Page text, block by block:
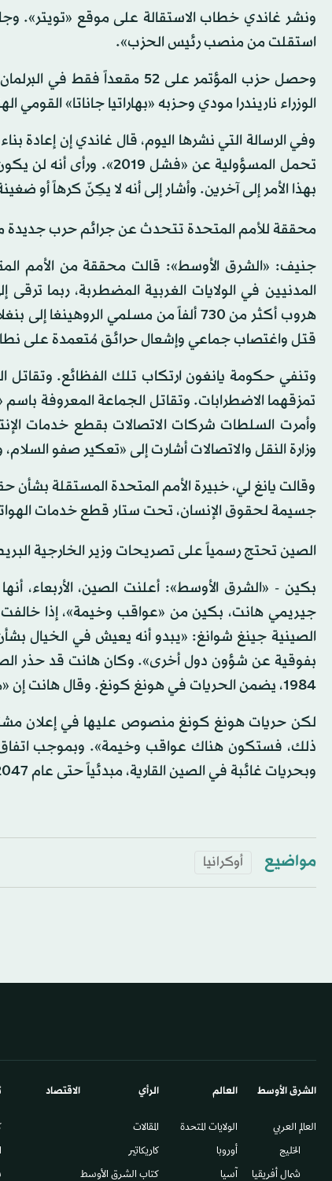
ونشر غاندي خطاب الاستقالة على موقع «تويتر».
استقلت من منصب رئيس الحزب».
الوزراء ناريندرا مودي وحزبه «بهاراتيا جاناتا»
وفي الرسالة التي نشرها اليوم، قال غاندي إن
تحمل المسؤولية عن
بهذا الأمر إلى آخرين. وأشار إلى أنه لا يكِنّ كرهاً أو
محققة للأمم المتحدة تتحدث عن جرائم حرب جديدة
جنيف: «الشرق الأوسط»: قالت محققة من الأمم
هروب أكثر من 730 ألفاً من مسلمي
قتل واغتصاب جماعي وإشعال حرائق مُتعمدة على نطاق
وتنفي حكومة يانغون ارتكاب تلك الفظائع. وتقاتل
تمزقهما الاضطرابات. وتقاتل الجماعة المعروفة
وزارة النقل والاتصالات أشارت إلى «تعكير صفو
وقالت يانغ لي، خبيرة الأمم المتحدة المستقلة بشأن
جسيمة لحقوق الإنسان، تحت ستار قطع خدمات
الصين تحتج رسمياً على تصريحات وزير الخارجية
بكين - «الشرق الأوسط»: أعلنت الصين، الأربعاء،
جيريمي هانت، بكين من «عواقب وخيمة»، إذا خالفت
الصينية جينغ شوانغ: «يبدو أنه يعيش في الخيال بشأن
بفوقية عن شؤون دول أخرى». وكان هانت قد حذر
1984، يضمن الحريات في هونغ كونغ. وقال هانت إن «هونغ كونغ جزء من الصين، علينا تقبل ذلك.
لكن حريات هونغ كونغ منصوص عليها في إعلان
وبحريات غائبة في الصين القارية، مبدئياً حتى عام 2047.
مواضيع أوكرانيا
الشرق الأوسط​
العالم العربي
الخليج
شمال أفريقيا
العالم
الولايات المتحدة
أوروبا
آسيا
الرأي
المقالات
كاريكاتير
كتاب الشرق الأوسط
الاقتصاد